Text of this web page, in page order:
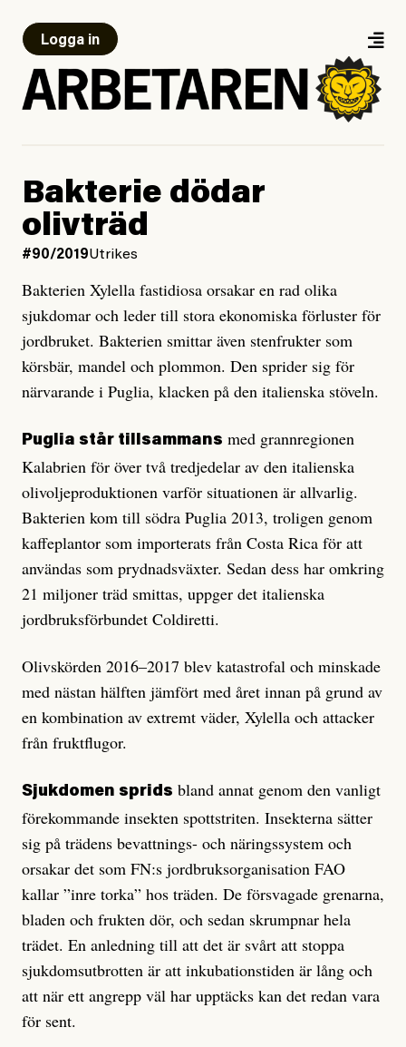
Logga in
Bakterie dödar
olivträd
#90/2019Utrikes
Bakterien Xylella fastidiosa orsakar en rad olika
sjukdomar och leder till stora ekonomiska förluster för
jordbruket. Bakterien smittar även stenfrukter som
körsbär, mandel och plommon. Den sprider sig för
närvarande i Puglia, klacken på den italienska stöveln.
Puglia står tillsammans med grannregionen
Kalabrien för över två tredjedelar av den italienska
olivoljeproduktionen varför situationen är allvarlig.
Bakterien kom till södra Puglia 2013, troligen genom
kaffeplantor som importerats från Costa Rica för att
användas som prydnadsväxter. Sedan dess har omkring
21 miljoner träd smittas, uppger det italienska
jordbruksförbundet Coldiretti.
Olivskörden 2016–2017 blev katastrofal och minskade
med nästan hälften jämfört med året innan på grund av
en kombination av extremt väder, Xylella och attacker
från fruktflugor.
Sjukdomen sprids bland annat genom den vanligt
förekommande insekten spottstriten. Insekterna sätter
sig på trädens bevattnings- och näringssystem och
orsakar det som FN:s jordbruksorganisation FAO
kallar ”inre torka” hos träden. De försvagade grenarna,
bladen och frukten dör, och sedan skrumpnar hela
trädet. En anledning till att det är svårt att stoppa
sjukdomsutbrotten är att inkubationstiden är lång och
att när ett angrepp väl har upptäcks kan det redan vara
för sent.